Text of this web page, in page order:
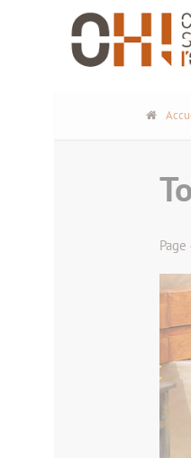
Panneau de gestion des cookies